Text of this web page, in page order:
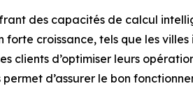
des capacités de calcul
croissance, tels que les villes
clients d’optimiser leurs
d’assurer le bon